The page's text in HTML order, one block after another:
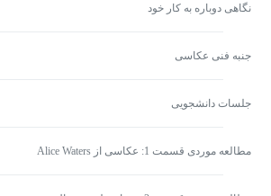
نگاهی دوباره به کار خود
جنبه فنی عکاسی
جلسات دانشجویی
مطالعه موردی قسمت 1: عکاسی از Alice Waters